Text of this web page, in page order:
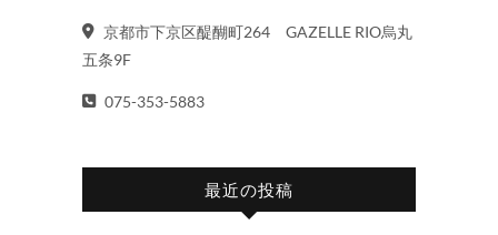
京都市下京区醍醐町264 GAZELLE RIO烏丸
五条9F
075-353-5883
最近の投稿